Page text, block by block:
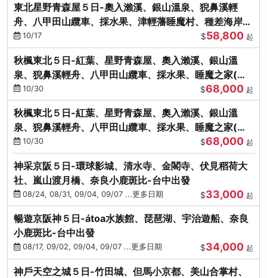
東北星野青森屋５日-奧入瀨溪、銀山溫泉、猊鼻溪輕
舟、八甲田山纜車、採水果、津輕藩睡魔村、種差海岸
(不進免稅店)
10/17 $58,800 起
秋楓東北５日-紅葉、星野青森屋、奧入瀨溪、銀山溫
泉、猊鼻溪輕舟、八甲田山纜車、採水果、睡魔之家(不
進免稅店)
10/30 $68,000 起
秋楓東北５日-紅葉、星野青森屋、奧入瀨溪、銀山溫
泉、猊鼻溪輕舟、八甲田山纜車、採水果、睡魔之家(不
進免稅店)
10/30 $68,000 起
神采京阪５日-環球影城、清水寺、金閣寺、伏見稻荷大
社、嵐山渡月橋、奈良小鹿斑比-台中出發
08/24, 08/31, 09/04, 09/07 ...更多日期 $33,000 起
暢遊京阪神５日-átoa水族館、琵琶湖、宇治遊船、奈良
小鹿斑比-台中出發
08/17, 09/02, 09/04, 09/07 ...更多日期 $34,000 起
神戶天空之城５日-竹田城、但馬小京都、美山合掌村、